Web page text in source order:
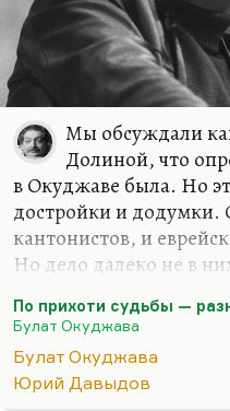
Мы обсуждали
Долиной, что
в Окуджаве была. Но
достройки и
кантонистов, и
Но дело далеко не в
немножко совпадает
еврейству, но это не
семинаре по янг-
конспирологический
По прихоти судьбы —
Булат Окуджава
Булат Окуджава
Юрий Давыдов